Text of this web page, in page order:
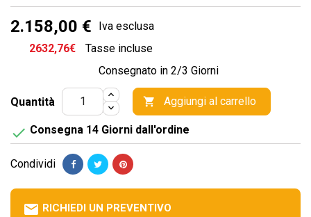
2.158,00 €
Iva esclusa
2632,76€
Tasse incluse
Consegnato in 2/3 Giorni
Quantità  Aggiungi al carrello
 Consegna 14 Giorni dall'ordine
Condividi
email RICHIEDI UN PREVENTIVO